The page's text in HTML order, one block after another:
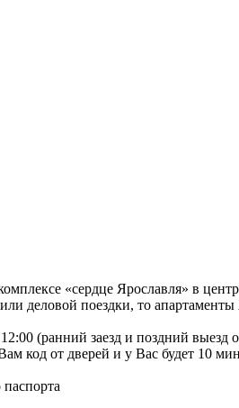
«сердце Ярославля» в
деловой поездки, то
(ранний заезд и поздний
код от дверей и у Вас будет 10